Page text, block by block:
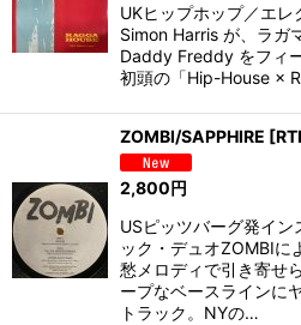
UKヒップホップ／エ
Simon Harris が、ラガ
Daddy Freddy をフィ
初頭の「Hip-House ×
ZOMBI/SAPPHIRE [
2,800円
USピッツバーグ発イン
ック・デュオZOMBI
愁メロディで引き寄せ
ープなベースラインに
トラック。NYの…